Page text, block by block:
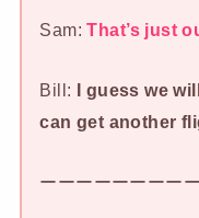
Sam: That’s just
Bill: I guess we
can get another
ーーーーーーーー